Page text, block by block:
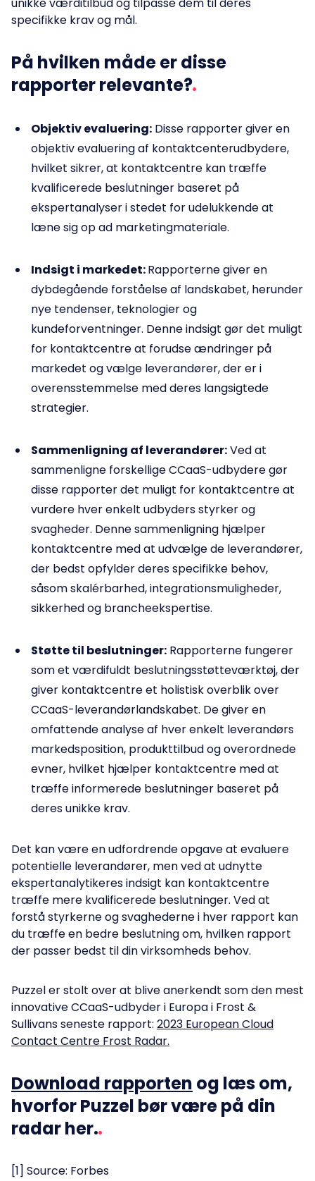
specifikke krav og mål.
På hvilken måde er disse
rapporter relevante?
Objektiv evaluering: Disse rapporter giver en
objektiv evaluering af kontaktcenterudbydere,
hvilket sikrer, at kontaktcentre kan træffe
kvalificerede beslutninger baseret på
ekspertanalyser i stedet for udelukkende at
læne sig op ad marketingmateriale.
Indsigt i markedet:Rapporterne giver en
dybdegående forståelse af landskabet, herunder
nye tendenser, teknologier og
kundeforventninger. Denne indsigt gør det muligt
for kontaktcentre at forudse ændringer på
markedet og vælge leverandører, der er i
overensstemmelse med deres langsigtede
strategier.
Sammenligning af leverandører:Ved at
sammenligne forskellige CCaaS-udbydere gør
disse rapporter det muligt for kontaktcentre at
vurdere hver enkelt udbyders styrker og
svagheder. Denne sammenligning hjælper
kontaktcentre med at udvælge de leverandører,
der bedst opfylder deres specifikke behov,
såsom skalérbarhed, integrationsmuligheder,
sikkerhed og brancheekspertise.
Støtte til beslutninger: Rapporterne fungerer
som et værdifuldt beslutningsstøtteværktøj, der
giver kontaktcentre et holistisk overblik over
CCaaS-leverandørlandskabet. De giver en
omfattende analyse af hver enkelt leverandørs
markedsposition, produkttilbud og overordnede
evner, hvilket hjælper kontaktcentre med at
træffe informerede beslutninger baseret på
deres unikke krav.
Det kan være en udfordrende opgave at evaluere
potentielle leverandører, men ved at udnytte
ekspertanalytikeres indsigt kan kontaktcentre
træffe mere kvalificerede beslutninger. Ved at
forstå styrkerne og svaghederne i hver rapport kan
du træffe en bedre beslutning om, hvilken rapport
der passer bedst til din virksomheds behov.
Puzzel er stolt over at blive anerkendt som den mest
innovative CCaaS-udbyder i Europa i Frost &
Sullivans seneste rapport: 2023 European Cloud
Contact Centre Frost Radar.
Download rapporten og læs om,
hvorfor Puzzel bør være på din
radar her.
[1] Source: Forbes